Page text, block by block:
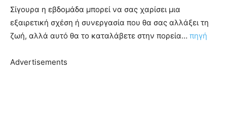
Σίγουρα η εβδομάδα μπορεί να σας χαρίσει μια
εξαιρετική σχέση ή συνεργασία που θα σας αλλάξει τη
ζωή, αλλά αυτό θα το καταλάβετε στην πορεία… πηγή
Advertisements